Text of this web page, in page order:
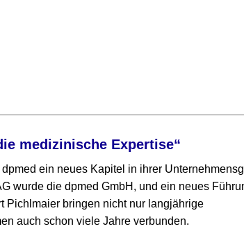
medizinische Expertise“
ein neues Kapitel in ihrer
wurde die dpmed GmbH, und ein neues
Pichlmaier bringen nicht nur langjährige
auch schon viele Jahre verbunden.